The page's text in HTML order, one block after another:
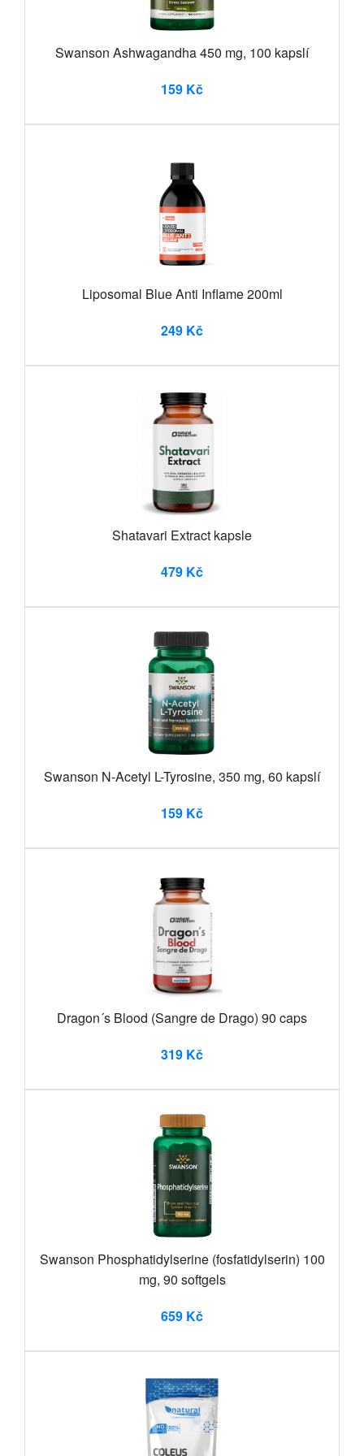
Swanson Ashwagandha 450 mg, 100 kapslí
159 Kč
Liposomal Blue Anti Inflame 200ml
249 Kč
Shatavari Extract kapsle
479 Kč
Swanson N-Acetyl L-Tyrosine, 350 mg, 60 kapslí
159 Kč
Dragon´s Blood (Sangre de Drago) 90 caps
319 Kč
Swanson Phosphatidylserine (fosfatidylserin) 100
mg, 90 softgels
659 Kč